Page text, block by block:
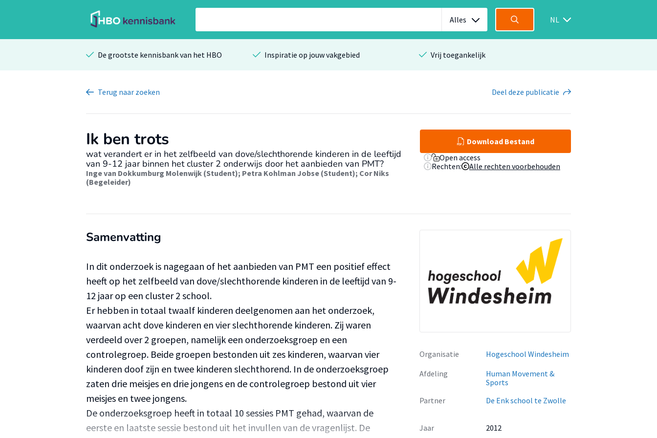
Alles NL
De grootste kennisbank van het HBO Inspiratie op jouw vakgebied Vrij toegankelijk
Terug naar zoeken Deel deze publicatie
Ik ben trots
wat verandert er in het zelfbeeld van dove/slechthorende kinderen in de leeftijd
van 9-12 jaar binnen het cluster 2 onderwijs door het aanbieden van PMT?
Inge van Dokkumburg Molenwijk (Student); Petra Kohlman Jobse (Student); Cor Niks
(Begeleider)
Download Bestand
Open access
Rechten:
Alle rechten voorbehouden
Samenvatting
In dit onderzoek is nagegaan of het aanbieden van PMT een positief effect
heeft op het zelfbeeld van dove/slechthorende kinderen in de leeftijd van 9-
12 jaar op een cluster 2 school.
Er hebben in totaal twaalf kinderen deelgenomen aan het onderzoek,
waarvan acht dove kinderen en vier slechthorende kinderen. Zij waren
verdeeld over 2 groepen, namelijk een onderzoeksgroep en een
controlegroep. Beide groepen bestonden uit zes kinderen, waarvan vier
kinderen doof zijn en twee kinderen slechthorend. In de onderzoeksgroep
zaten drie meisjes en drie jongens en de controlegroep bestond uit vier
meisjes en twee jongens.
De onderzoeksgroep heeft in totaal 10 sessies PMT gehad, waarvan de
eerste en laatste sessie bestond uit het invullen van de vragenlijst. De
Organisatie
Hogeschool Windesheim
Afdeling
Human Movement &
Sports
Partner
De Enk school te Zwolle
Jaar
2012